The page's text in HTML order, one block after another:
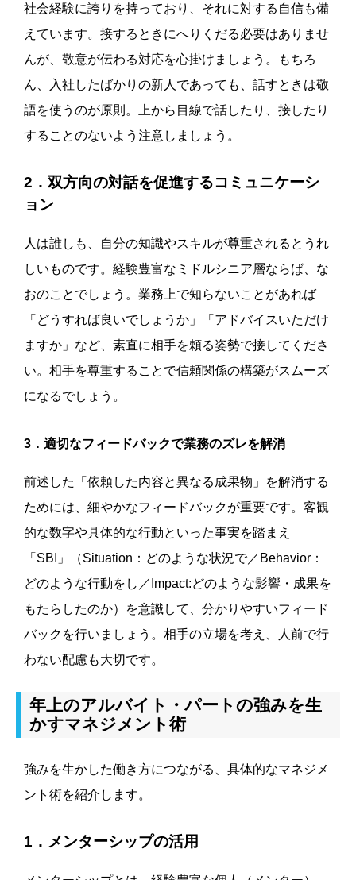
社会経験に誇りを持っており、それに対する自信も備
えています。接するときにへりくだる必要はありませ
んが、敬意が伝わる対応を心掛けましょう。もちろ
ん、入社したばかりの新人であっても、話すときは敬
語を使うのが原則。上から目線で話したり、接したり
することのないよう注意しましょう。
2．双方向の対話を促進するコミュニケーシ
ョン
人は誰しも、自分の知識やスキルが尊重されるとうれ
しいものです。経験豊富なミドルシニア層ならば、な
おのことでしょう。業務上で知らないことがあれば
「どうすれば良いでしょうか」「アドバイスいただけ
ますか」など、素直に相手を頼る姿勢で接してくださ
い。相手を尊重することで信頼関係の構築がスムーズ
になるでしょう。
3．適切なフィードバックで業務のズレを解消
前述した「依頼した内容と異なる成果物」を解消する
ためには、細やかなフィードバックが重要です。客観
的な数字や具体的な行動といった事実を踏まえ
「SBI」（Situation：どのような状況で／Behavior：
どのような行動をし／Impact:どのような影響・成果を
もたらしたのか）を意識して、分かりやすいフィード
バックを行いましょう。相手の立場を考え、人前で行
わない配慮も大切です。
年上のアルバイト・パートの強みを生
かすマネジメント術
強みを生かした働き方につながる、具体的なマネジメ
ント術を紹介します。
1．メンターシップの活用